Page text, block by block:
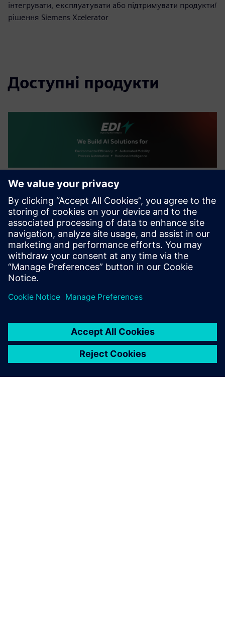
інтегрувати, експлуатувати або підтримувати продукти/
рішення Siemens Xcelerator
Доступні продукти
Human-Centered Generative
Enterprise Intelligence
EDI stands out as a leader in AI-driven applications and
enabling this by integrating AI solutions with customized
services.
Докладніше